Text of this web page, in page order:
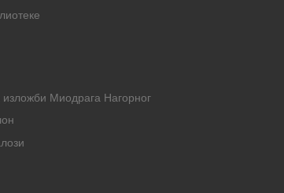
изложби Миодрага Нагорног